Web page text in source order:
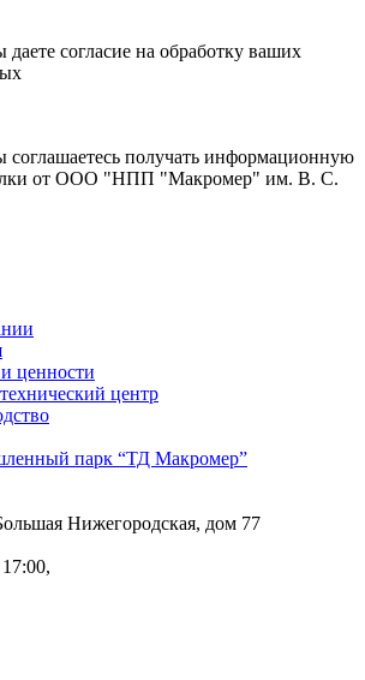
согласие на обработку ваших
получать информационную
от ООО "НПП "Макромер" им. В. С.
ценности
центр
парк “ТД Макромер”
Нижегородская, дом 77